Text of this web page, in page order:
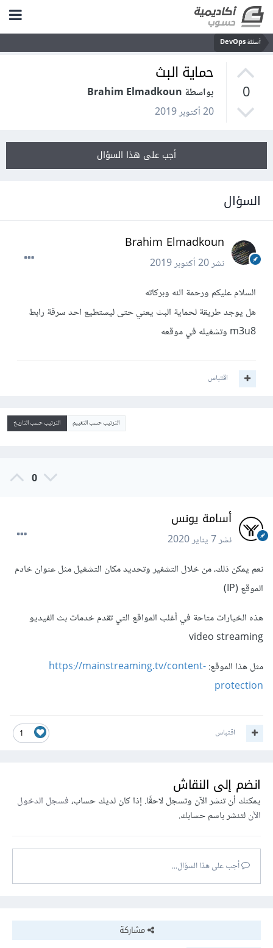
أسئلة DevOps
0
حماية البث
بواسطة Brahim Elmadkoun
20 أكتوبر 2019
أجب على هذا السؤال
السؤال
Brahim Elmadkoun
نشر20 أكتوبر 2019
السلام عليكم ورحمة الله وبركاته
هل يوجد طريقة لحماية البث يعني حتى ليستطيع احد سرقة رابط
m3u8 وتشغيله في موقعه
اقتباس
الترتيب حسب التقييم الترتيب حسب التاريخ
0
أسامة يونس
نشر7 يناير 2020
نعم يمكن ذلك، من خلال التشفير وتحديد مكان التشغيل مثل عنوان خادم
الموقع (IP)
هذه الخيارات متاحة في أغلب المواقع التي تقدم خدمات بث الفيديو
video streaming
مثل هذا الموقع:https://mainstreaming.tv/content-
protection
1 اقتباس
انضم إلى النقاش
يمكنك أن تنشر الآن وتسجل لاحقًا. إذا كان لديك حساب،فسجل الدخول
الآنلتنشر باسم حسابك.
أجب على هذا السؤال...
مشاركة